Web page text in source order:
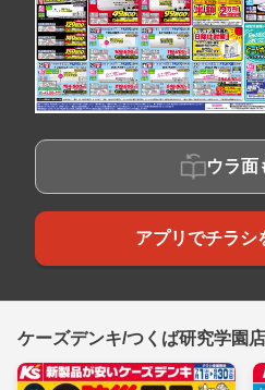
ウラ面
アプリでチラシ
ケーズデンキ/つくば研究学園